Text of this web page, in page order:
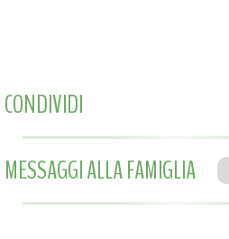
CONDIVIDI
MESSAGGI ALLA FAMIGLIA